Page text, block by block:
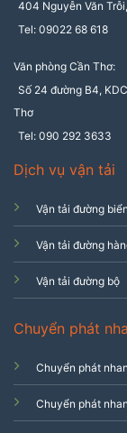
404 Nguyễn Văn
Tel: 09022 68 618
Văn phòng Cần Thơ:
Số 24 đường B4,
Thơ
Tel: 090 292 3633
Dịch vụ vận tải
Vận tải đường biển
Vận tải đường
Vận tải đường bộ
Chuyển phát
Chuyển phát
Chuyển phát